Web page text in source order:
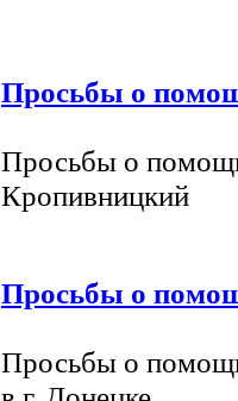
Просьбы о
Просьбы о
в г. Кропивницкий
Просьбы о